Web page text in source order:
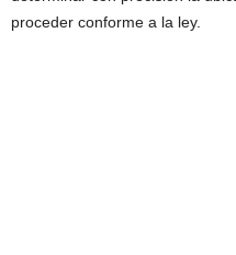
proceder conforme a la ley.